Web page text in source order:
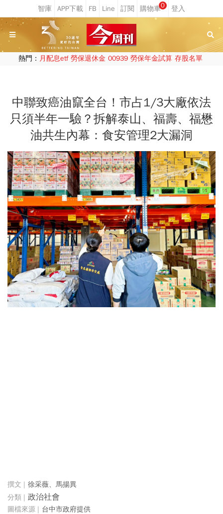
0
熱門： 月配息etf 勞保退休金 00939 勞保年金試算 存股名單
中聯致癌油竄全台！市占1/3大廠依法
只須半年一驗？拆解泰山、福壽、福懋
油共生內幕：食安管理2大漏洞
徐采薇、馬揚異
政治社會
台中市政府提供